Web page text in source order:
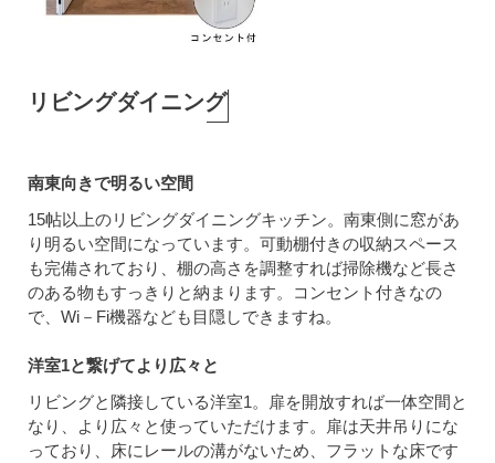
リビングダイニング
南東向きで明るい空間
15帖以上のリビングダイニングキッチン。南東側に窓があ
り明るい空間になっています。可動棚付きの収納スペース
も完備されており、棚の高さを調整すれば掃除機など長さ
のある物もすっきりと納まります。コンセント付きなの
で、Wi－Fi機器なども目隠しできますね。
洋室1と繋げてより広々と
リビングと隣接している洋室1。扉を開放すれば一体空間と
なり、より広々と使っていただけます。扉は天井吊りにな
っており、床にレールの溝がないため、フラットな床です